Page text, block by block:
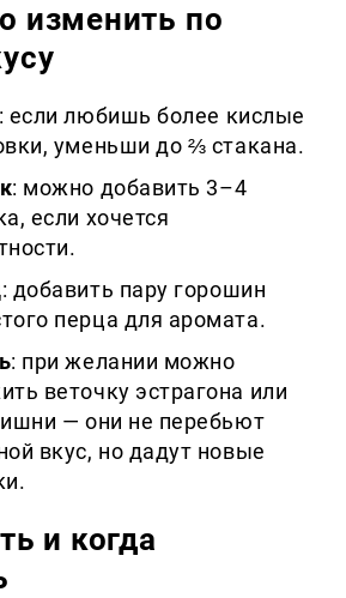
изменить по
: если любишь более кислые
уменьши до ⅔ стакана.
: можно добавить 3–4
если хочется
: добавить пару горошин
перца для аромата.
: при желании можно
веточку эстрагона или
— они не перебьют
вкус, но дадут новые
и когда